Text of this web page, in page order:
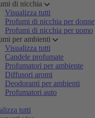
di nicchia
Visualizza tutti
Profumi di nicchia per donne
Profumi di nicchia per uomo
per ambienti
Visualizza tutti
Candele profumate
Profumatori per ambiente
Diffusori aromi
Deodoranti per ambienti
Profumatori auto
tutti